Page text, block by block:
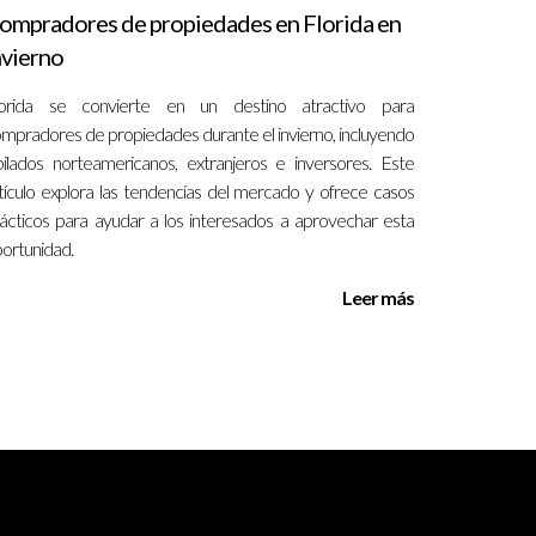
que la rigen. En muchos países, como Estados
Es esencial asegurarse de que:
de protección de datos.
de alto valor.
fundamental para cualquier profesional del
superior para los clientes. En un entorno en
de propiedades en Florida en
se convierte en un destino atractivo para
de propiedades durante el invierno, incluyendo
norteamericanos, extranjeros e inversores. Este
explora las tendencias del mercado y ofrece casos
para ayudar a los interesados a aprovechar esta
Leer más